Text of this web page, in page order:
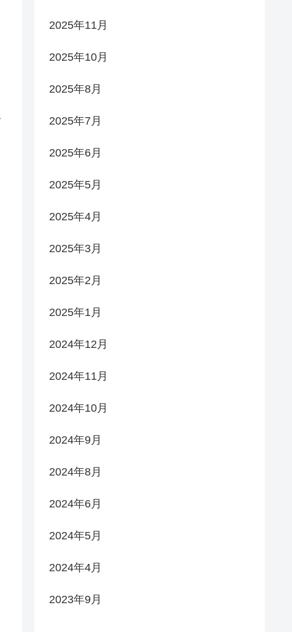
2025年11月
2025年10月
2025年8月
2025年7月
2025年6月
2025年5月
2025年4月
2025年3月
2025年2月
2025年1月
2024年12月
2024年11月
2024年10月
2024年9月
2024年8月
2024年6月
2024年5月
2024年4月
2023年9月